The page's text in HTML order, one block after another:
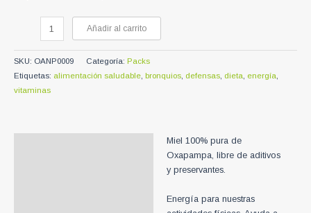
era:
S/73.00.
es:
S/60.00.
Miel
500gr,
Algarrobina
550gr
Añadir al carrito
SKU: OANP0009 Categoría: Packs
Etiquetas: alimentación saludable bronquios defensas dieta energía
vitaminas
Miel 100% pura de
Oxapampa, libre de aditivos
y preservantes.
Energía para nuestras